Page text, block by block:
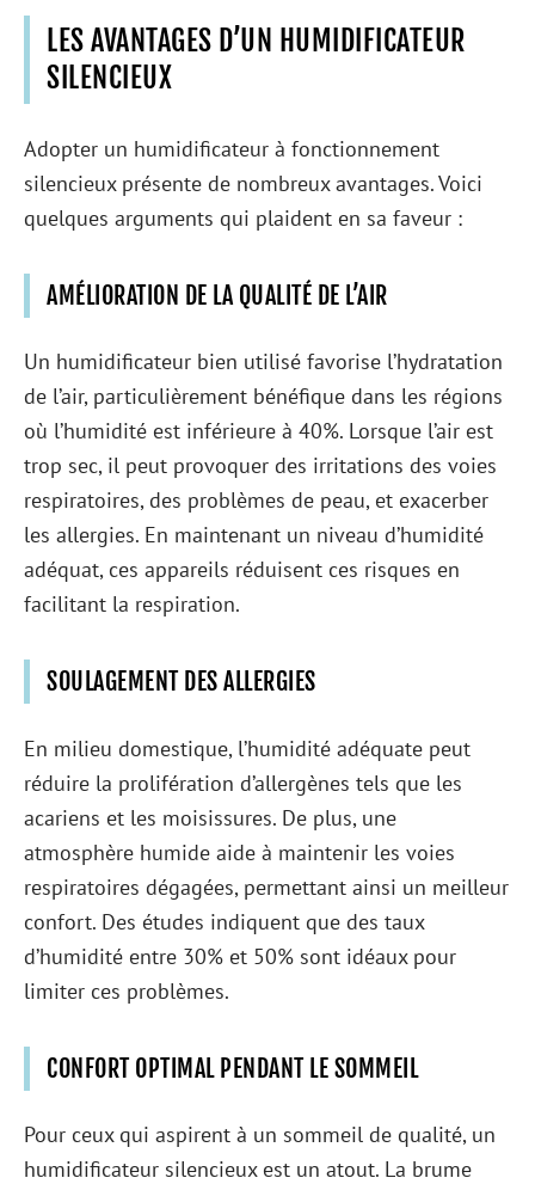
LES AVANTAGES D’UN HUMIDIFICATEUR
SILENCIEUX
Adopter un humidificateur à fonctionnement
silencieux présente de nombreux avantages. Voici
quelques arguments qui plaident en sa faveur :
AMÉLIORATION DE LA QUALITÉ DE L’AIR
Un humidificateur bien utilisé favorise l’hydratation
de l’air, particulièrement bénéfique dans les régions
où l’humidité est inférieure à 40%. Lorsque l’air est
trop sec, il peut provoquer des irritations des voies
respiratoires, des problèmes de peau, et exacerber
les allergies. En maintenant un niveau d’humidité
adéquat, ces appareils réduisent ces risques en
facilitant la respiration.
SOULAGEMENT DES ALLERGIES
En milieu domestique, l’humidité adéquate peut
réduire la prolifération d’allergènes tels que les
acariens et les moisissures. De plus, une
atmosphère humide aide à maintenir les voies
respiratoires dégagées, permettant ainsi un meilleur
confort. Des études indiquent que des taux
d’humidité entre 30% et 50% sont idéaux pour
limiter ces problèmes.
CONFORT OPTIMAL PENDANT LE SOMMEIL
Pour ceux qui aspirent à un sommeil de qualité, un
humidificateur silencieux est un atout. La brume